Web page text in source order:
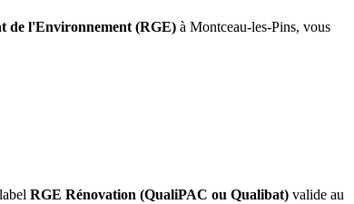
de l'Environnement (RGE) à Montceau-les-Pins, vous
RGE Rénovation (QualiPAC ou Qualibat) valide au